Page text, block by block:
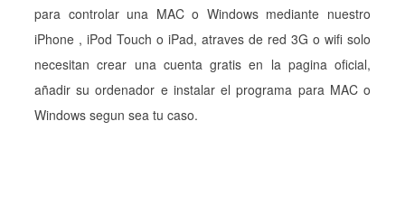
para controlar una MAC o Windows mediante nuestro
iPhone , iPod Touch o iPad, atraves de red 3G o wifi solo
necesitan crear una cuenta gratis en la pagina oficial,
añadir su ordenador e instalar el programa para MAC o
Windows segun sea tu caso.